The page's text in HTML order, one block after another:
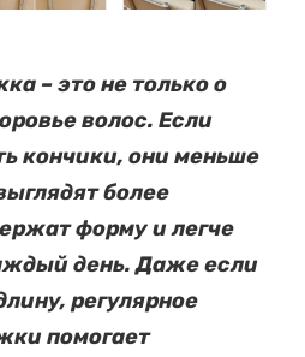
– это не только о
волос. Если
кончики, они меньше
более
форму и легче
день. Даже если
регулярное
помогает